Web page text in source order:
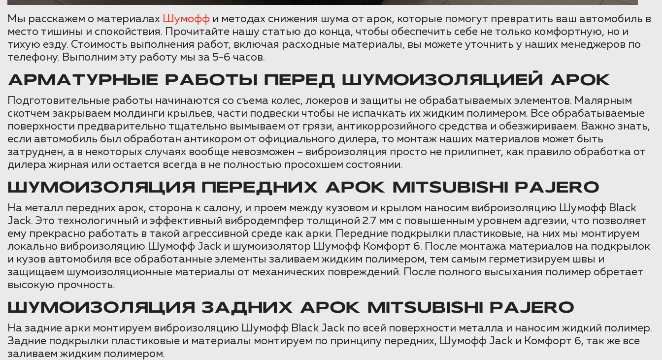
Мы расскажем о материалах Шумофф и методах снижения шума от арок, которые помогут превратить ваш автомобиль в
место тишины и спокойствия. Прочитайте нашу статью до конца, чтобы обеспечить себе не только комфортную, но и
тихую езду. Стоимость выполнения работ, включая расходные материалы, вы можете уточнить у наших менеджеров по
телефону. Выполним эту работу мы за 5-6 часов.
АРМАТУРНЫЕ РАБОТЫ ПЕРЕД ШУМОИЗОЛЯЦИЕЙ АРОК
Подготовительные работы начинаются со съема колес, локеров и защиты не обрабатываемых элементов. Малярным
скотчем закрываем молдинги крыльев, части подвески чтобы не испачкать их жидким полимером. Все обрабатываемые
поверхности предварительно тщательно вымываем от грязи, антикоррозийного средства и обезжириваем. Важно знать,
если автомобиль был обработан антикором от официального дилера, то монтаж наших материалов может быть
затруднен, а в некоторых случаях вообще невозможен – виброизоляция просто не прилипнет, как правило обработка от
дилера жирная или остается всегда в не полностью просохшем состоянии.
ШУМОИЗОЛЯЦИЯ ПЕРЕДНИХ АРОК MITSUBISHI PAJERO
На металл передних арок, сторона к салону, и проем между кузовом и крылом наносим виброизоляцию Шумофф Black
Jack. Это технологичный и эффективный вибродемпфер толщиной 2.7 мм с повышенным уровнем адгезии, что позволяет
ему прекрасно работать в такой агрессивной среде как арки. Передние подкрылки пластиковые, на них мы монтируем
локально виброизоляцию Шумофф Jack и шумоизолятор Шумофф Комфорт 6. После монтажа материалов на подкрылок
и кузов автомобиля все обработанные элементы заливаем жидким полимером, тем самым герметизируем швы и
защищаем шумоизоляционные материалы от механических повреждений. После полного высыхания полимер обретает
высокую прочность.
ШУМОИЗОЛЯЦИЯ ЗАДНИХ АРОК MITSUBISHI PAJERO
На задние арки монтируем виброизоляцию Шумофф Black Jack по всей поверхности металла и наносим жидкий полимер.
Задние подкрылки пластиковые и материалы монтируем по принципу передних, Шумофф Jack и Комфорт 6, так же все
заливаем жидким полимером.